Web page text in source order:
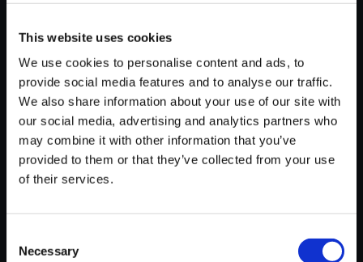
This website uses cookies
We use cookies to personalise content and ads, to
provide social media features and to analyse our traffic.
We also share information about your use of our site with
our social media, advertising and analytics partners who
may combine it with other information that you’ve
provided to them or that they’ve collected from your use
of their services.
Selection
Necessary
【単曲】プラグマタ オリジナル
サウンドトラック Recall
150円